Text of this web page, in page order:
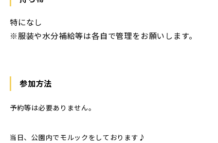
特になし
※服装や水分補給等は各自で管理をお願いします。
参加方法
予約等は必要ありません。
当日、公園内でモルックをしております♪